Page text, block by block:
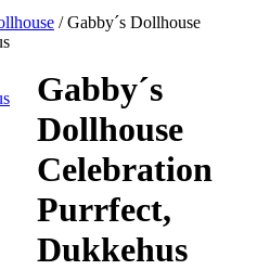
/ Gabby´s Dollhouse
Gabby´s
Dollhouse
Celebration
Purrfect,
Dukkehus